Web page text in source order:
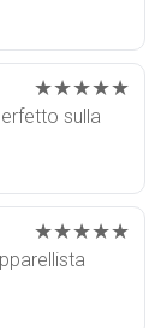
★★★★★
sulla
★★★★★